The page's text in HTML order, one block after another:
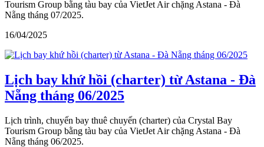
Tourism Group bằng tàu bay của VietJet Air chặng Astana - Đà
Nẵng tháng 07/2025.
16/04/2025
Lịch bay khứ hồi (charter) từ Astana - Đà
Nẵng tháng 06/2025
Lịch trình, chuyến bay thuê chuyến (charter) của Crystal Bay
Tourism Group bằng tàu bay của VietJet Air chặng Astana - Đà
Nẵng tháng 06/2025.